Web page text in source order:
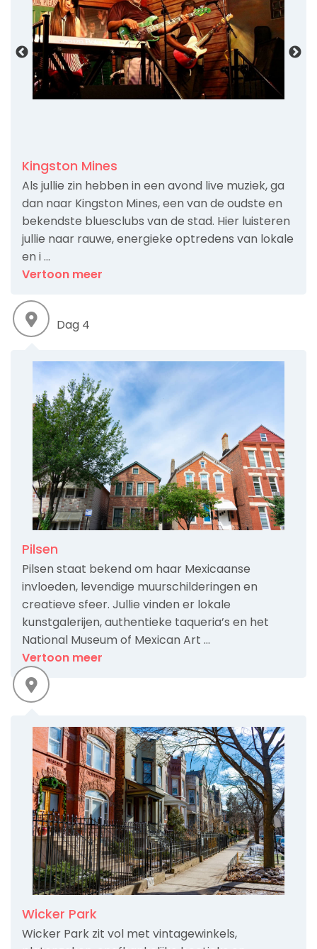
Kingston Mines
Als jullie zin hebben in een avond live muziek, ga
dan naar Kingston Mines, een van de oudste en
bekendste bluesclubs van de stad. Hier luisteren
jullie naar rauwe, energieke optredens van lokale
en i ...
Vertoon meer
Dag 4
Pilsen
Pilsen staat bekend om haar Mexicaanse
invloeden, levendige muurschilderingen en
creatieve sfeer. Jullie vinden er lokale
kunstgalerijen, authentieke taqueria’s en het
National Museum of Mexican Art ...
Vertoon meer
Wicker Park
Wicker Park zit vol met vintagewinkels,